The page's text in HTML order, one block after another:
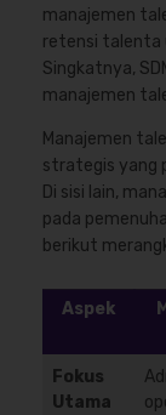
manajemen
retensi talenta
Singkatnya,
manajemen
Manajemen
strategis yang
Di sisi lain,
pada
berikut
Aspek
Fokus
Utama